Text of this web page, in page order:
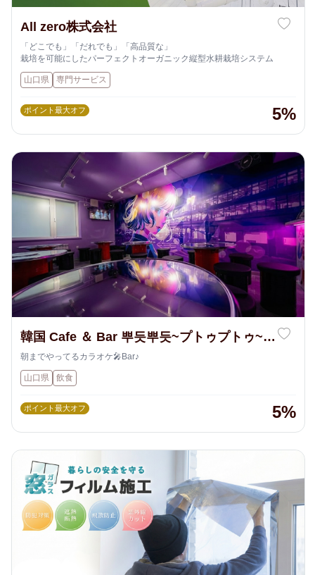
All zero株式会社
「どこでも」「だれでも」「高品質な」
栽培を可能にしたパーフェクトオーガニック縦型水耕栽培システム
山口県 専門サービス
ポイント最大オフ 5%
韓国 Cafe ＆ Bar 뿌듯뿌듯~プトゥプトゥ~
湯田店
朝までやってるカラオケ🎤Bar♪
山口県 飲食
ポイント最大オフ 5%